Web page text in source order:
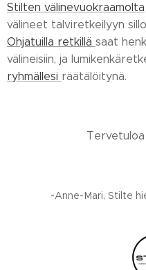
Stilten välinevuokraamolta
välineet talviretkeilyyn
Ohjatuilla retkillä saat
välineisiin, ja
ryhmällesi räätälöitynä.
Tervetuloa
-Anne-Mari, Stilte